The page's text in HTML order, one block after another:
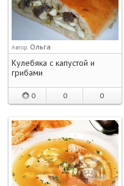
Автор: Ольга
Кулебяка с капустой и
грибами
0 0 0